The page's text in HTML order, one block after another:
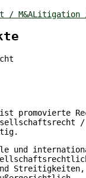
/ M&ALitigation
promovierte
/
und
Streitigkeiten,